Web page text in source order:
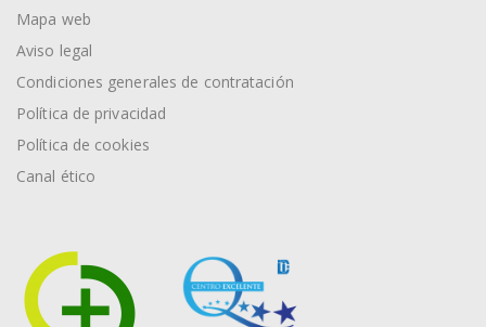
Mapa web
Aviso legal
Condiciones generales de contratación
Política de privacidad
Política de cookies
Canal ético